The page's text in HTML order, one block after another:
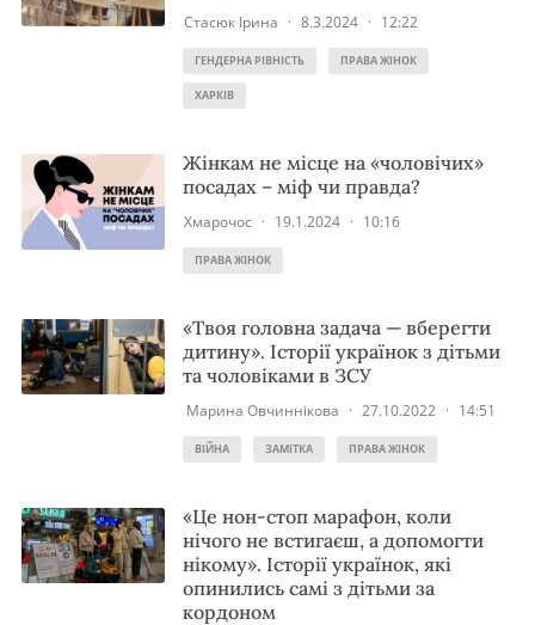
Стасюк Ірина · 8.3.2024 · 12:22
ГЕНДЕРНА РІВНІСТЬ ПРАВА ЖІНОК
ХАРКІВ
Жінкам не місце на «чоловічих»
посадах – міф чи правда?
Хмарочос · 19.1.2024 · 10:16
ПРАВА ЖІНОК
«Твоя головна задача — вберегти
дитину». Історії українок з дітьми
та чоловіками в ЗСУ
Марина Овчиннікова · 27.10.2022 · 14:51
ВІЙНА ЗАМІТКА ПРАВА ЖІНОК
«Це нон-стоп марафон, коли
нічого не встигаєш, а допомогти
нікому». Історії українок, які
опинились самі з дітьми за
кордоном